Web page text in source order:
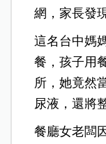
網，家長發
這名台中媽
餐，孩子用
所，她竟然
尿液，還將
餐廳女老闆